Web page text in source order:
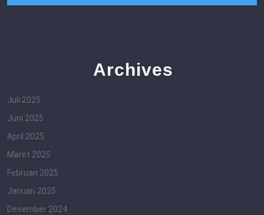
Archives
Juli 2025
Juni 2025
April 2025
Maret 2025
Februari 2025
Januari 2025
Desember 2024